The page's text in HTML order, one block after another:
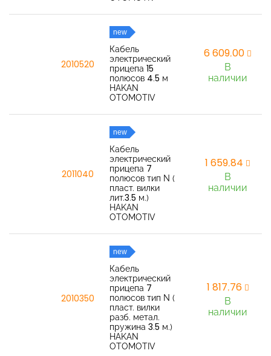
2010520
new
Кабель
электрический
прицепа 15
полюсов 4.5 м
HAKAN
OTOMOTIV
6 609,00
В
наличии
2011040
new
Кабель
электрический
прицепа 7
полюсов тип N (
пласт. вилки
лит.3.5 м.)
HAKAN
OTOMOTIV
1 659,84
В
наличии
2010350
new
Кабель
электрический
прицепа 7
полюсов тип N (
пласт. вилки
разб. метал.
пружина 3.5 м.)
HAKAN
OTOMOTIV
1 817,76
В
наличии